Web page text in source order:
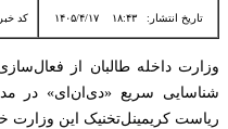
تاریخ انتشار:۱۸:۴۳ ۱۴۰۵/۴/۱۷ کد خبر:
وزارت داخله‌ طالبان از
شناسایی سریع «دی‌ان‌ای» در
ریاست کریمینل‌تخنیک این وزارت